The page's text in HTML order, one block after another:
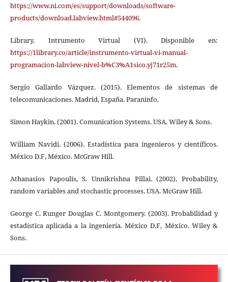
https://www.ni.com/es/support/downloads/software-
products/download.labview.html#544096.
Library. Intrumento Virtual (VI). Disponible en:
https://1library.co/article/instrumento-virtual-vi-manual-
programacion-labview-nivel-b%C3%A1sico.yj71r25m.
Sergio Gallardo Vázquez. (2015). Elementos de sistemas de
telecomunicaciones. Madrid, España. Paraninfo.
Simon Haykin. (2001). Comunication Systems. USA. Wiley & Sons.
William Navidi. (2006). Estadística para ingenieros y científicos.
México D.F, México. McGraw Hill.
Athanasios Papoulis, S. Unnikrishna Pillai. (2002). Probability,
random variables and stochastic processes. USA. McGraw Hill.
George C. Runger Douglas C. Montgomery. (2003). Probabilidad y
estadística aplicada a la ingeniería. México D.F, México. Wiley &
Sons.